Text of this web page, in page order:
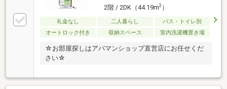
2階 / 2DK（44.19m2）
礼金なし 二人暮らし
バス・トイレ別
オートロック付き
収納スペース 室内洗濯機置き場
☆お部屋探しはアパマンショップ直営店にお任せくだ
さい☆